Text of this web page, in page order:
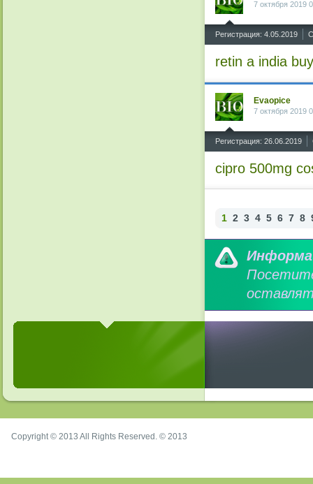
7 октября 2019
Регистрация: 4.05.2019
retin a india buy
Evaopice
7 октября 2019
Регистрация: 26.06.2019
cipro 500mg
1 2 3 4 5 6 7 8
Copyright © 2013 All Rights Reserved. © 2013